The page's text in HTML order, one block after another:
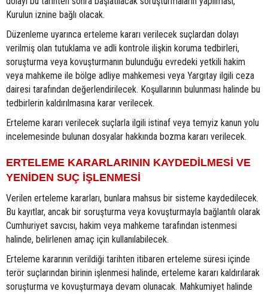
Kurulun iznine bağlı olacak.
Düzenleme uyarınca erteleme kararı verilecek suçlardan dolayı
verilmiş olan tutuklama ve adli kontrole ilişkin koruma tedbirleri,
soruşturma veya kovuşturmanın bulunduğu evredeki yetkili hakim
veya mahkeme ile bölge adliye mahkemesi veya Yargıtay ilgili ceza
dairesi tarafından değerlendirilecek. Koşullarının bulunması halinde bu
tedbirlerin kaldırılmasına karar verilecek.
Erteleme kararı verilecek suçlarla ilgili istinaf veya temyiz kanun yolu
incelemesinde bulunan dosyalar hakkında bozma kararı verilecek.
ERTELEME KARARLARININ KAYDEDİLMESİ VE
YENİDEN SUÇ İŞLENMESİ
Verilen erteleme kararları, bunlara mahsus bir sisteme kaydedilecek.
Bu kayıtlar, ancak bir soruşturma veya kovuşturmayla bağlantılı olarak
Cumhuriyet savcısı, hakim veya mahkeme tarafından istenmesi
halinde, belirlenen amaç için kullanılabilecek.
Erteleme kararının verildiği tarihten itibaren erteleme süresi içinde
terör suçlarından birinin işlenmesi halinde, erteleme kararı kaldırılarak
soruşturma ve kovuşturmaya devam olunacak. Mahkumiyet halinde